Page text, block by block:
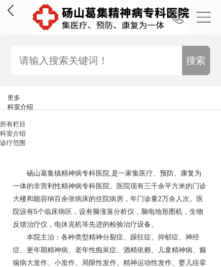
更多
科室介绍
所有栏目
科室介绍
诊疗范围
砀山葛集镇精神病专科医院,是一家集医疗、预防、康复为
一体的非营利性精神病专科医院。医院现有三千余平方米的门诊
大楼和能容纳百余张病床的住院病房，年门诊量2万余人次。医
院设有5个临床病区，设有脑涨落分析仪，脑电地形图机，生物
反馈治疗仪，电休克机等先进的检验治疗设备。
本院主治：各种类型精神分裂症、躁狂症、抑郁症、神经
症、更年期精神病、老年性痴呆症、酒精依赖、儿童精神病、癫
痫病大发作、小发作、局限性发作、精神运动性发作、婴儿痉挛